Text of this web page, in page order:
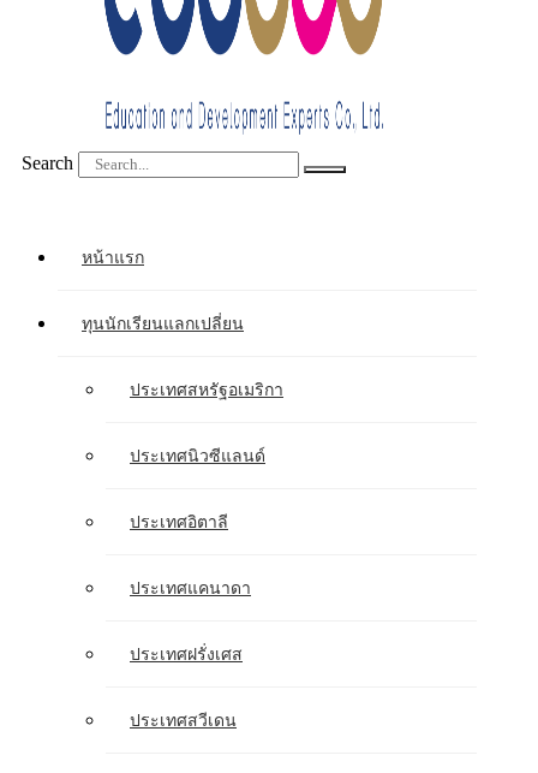
Search
หน้าแรก
ทุนนักเรียนแลกเปลี่ยน
ประเทศสหรัฐอเมริกา
ประเทศนิวซีแลนด์
ประเทศอิตาลี
ประเทศแคนาดา
ประเทศฝรั่งเศส
ประเทศสวีเดน